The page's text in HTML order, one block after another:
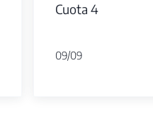
Cuota 4
09/09